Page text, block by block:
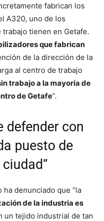
fabrican los
A320, uno de los
tienen en Getafe.
que fabrican
de la dirección de la
al centro de trabajo
trabajo a la mayoría de
de Getafe”.
defender con
puesto de
ha denunciado que “la
de la industria es
un tejido industrial de tan